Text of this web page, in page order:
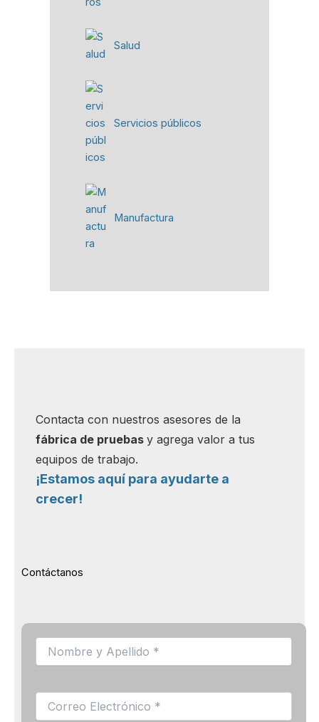
Salud
Servicios públicos
Manufactura
Contacta con nuestros asesores de la
fábrica de pruebas y agrega valor a tus
equipos de trabajo.
¡Estamos aquí para ayudarte a
crecer!
Contáctanos